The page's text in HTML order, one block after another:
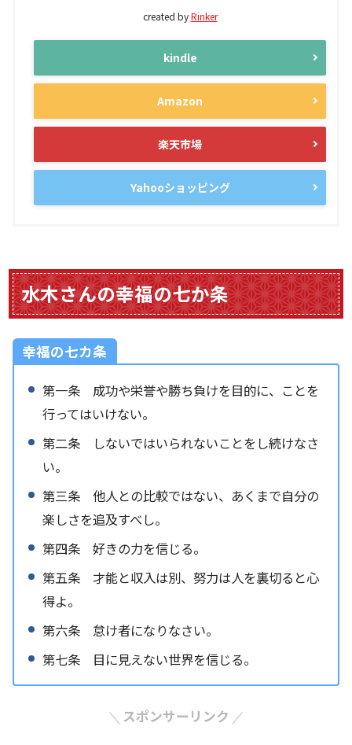
created byRinker
kindle
Amazon
楽天市場
Yahooショッピング
水木さんの幸福の七か条
幸福の七カ条
第一条 成功や栄誉や勝ち負けを目的に、ことを
行ってはいけない。
第二条 しないではいられないことをし続けなさ
い。
第三条 他人との比較ではない、あくまで自分の
楽しさを追及すべし。
第四条 好きの力を信じる。
第五条 才能と収入は別、努力は人を裏切ると心
得よ。
第六条 怠け者になりなさい。
第七条 目に見えない世界を信じる。
スポンサーリンク